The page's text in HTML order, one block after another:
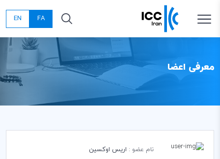
FA
EN
معرفی اعضا
نام عضو : اریس اوکسین